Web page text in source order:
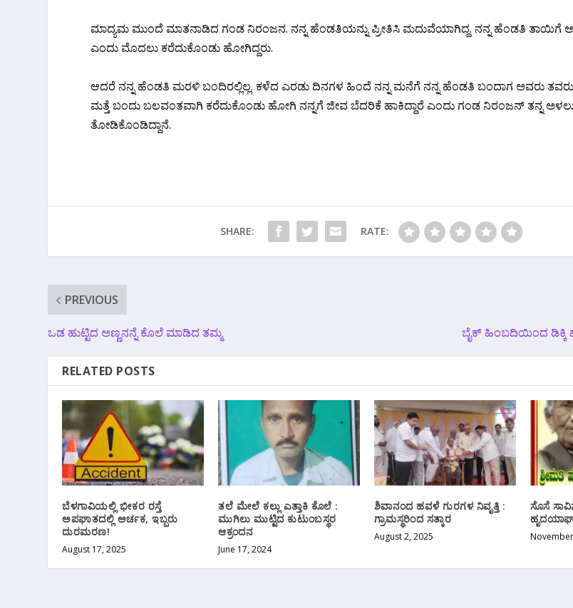
ಮಾದ್ಯಮ ಮುಂದೆ ಮಾತನಾಡಿದ ಗಂಡ ನಿರಂಜನ. ನನ್ನ ಹೆಂಡತಿಯನ್ನು ಪ್ರೀತಿಸಿ ಮದುವೆಯಾಗಿದ್ದ. ನನ್ನ ಹೆಂಡತಿ ತಾಯಿಗೆ
ಎಂದು ಮೊದಲು ಕರೆದುಕೊಂಡು ಹೋಗಿದ್ದರು.
ಆದರೆ ನನ್ನ ಹೆಂಡತಿ ಮರಳಿ ಬಂದಿರಲ್ಲಿಲ್ಲ. ಕಳೆದ ಎರಡು ದಿನಗಳ ಹಿಂದೆ ನನ್ನ ಮನೆಗೆ ನನ್ನ ಹೆಂಡತಿ ಬಂದಾಗ ಅವರು
ಮತ್ತೆ ಬಂದು ಬಲವಂತವಾಗಿ ಕರೆದುಕೊಂಡು ಹೋಗಿ ನನ್ನಗೆ ಜೀವ ಬೆದರಿಕೆ ಹಾಕಿದ್ದಾರೆ ಎಂದು ಗಂಡ ನಿರಂಜನ್ ತನ್ನ
ತೋಡಿಕೊಂಡಿದ್ದಾನೆ.
SHARE: RATE:
PREVIOUS
ಒಡ ಹುಟ್ಟಿದ ಅಣ್ಣನನ್ನೆ ಕೊಲೆ ಮಾಡಿದ ತಮ್ಮ ಬೈಕ್ ಹಿಂಬದಿಯಿಂದ ಡಿಕ್ಕಿ‌
RELATED POSTS
ಬೆಳಗಾವಿಯಲ್ಲಿ ಭೀಕರ ರಸ್ತೆ
ಅಪಘಾತದಲ್ಲಿ ಅರ್ಚಕ, ಇಬ್ಬರು
ದುರಮರಣ!
August 17, 2025
ತಲೆ ಮೇಲೆ ಕಲ್ಲು ಎತ್ತಾಕಿ ಕೊಲೆ :
ಮುಗಿಲು ಮುಟ್ಟಿದ ಕುಟುಂಬಸ್ಥರ
ಆಕ್ರಂದನ
June 17, 2024
ಶಿವಾನಂದ ಹವಳೆ ಗುರಗಳ ನಿವೃತ್ತಿ :
ಗ್ರಾಮಸ್ಥರಿಂದ ಸತ್ಕಾರ
August 2, 2025
ಸೊಸೆ